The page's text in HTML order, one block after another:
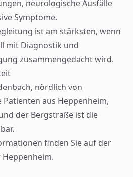
neurologische Ausfälle
Symptome.
ist am stärksten, wenn
mit Diagnostik und
zusammengedacht wird.
nördlich von
Patienten aus Heppenheim,
der Bergstraße ist die
finden Sie auf der
.